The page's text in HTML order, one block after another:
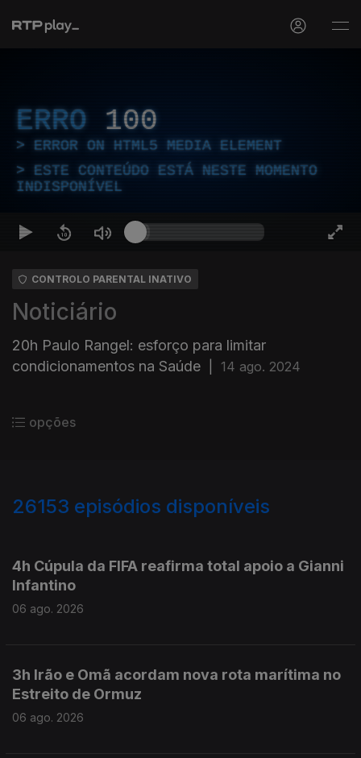
ERRO 100
ERROR ON HTML5 MEDIA ELEMENT
ESTE CONTEÚDO ESTÁ NESTE MOMENTO
INDISPONÍVEL
CONTROLO PARENTAL INATIVO
Noticiário
20h Paulo Rangel: esforço para limitar
condicionamentos na Saúde
14 ago. 2024
opções
26153 episódios disponíveis
4h Cúpula da FIFA reafirma total apoio a Gianni
Infantino
06 ago. 2026
3h Irão e Omã acordam nova rota marítima no
Estreito de Ormuz
06 ago. 2026